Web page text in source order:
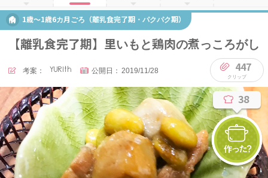
1歳～1歳6カ月ごろ（離乳食完了期・パクパク期）
【離乳食完了期】里いもと鶏肉の煮っころがし
考案： YURIth 公開日： 2019/11/28 447
38